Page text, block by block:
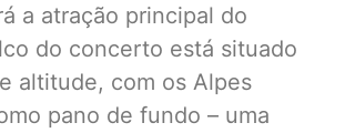
a atração principal do
do concerto está situado
altitude, com os Alpes
pano de fundo – uma